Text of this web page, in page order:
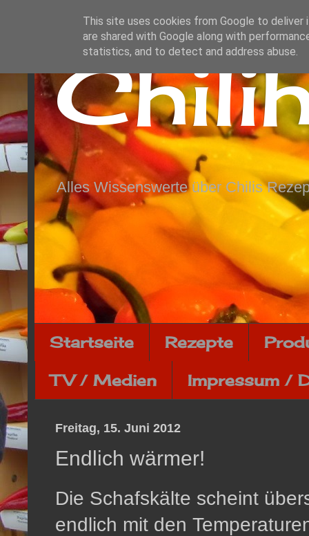
Alles Wissenswerte über Chilis
Startseite Rezepte
TV / Medien Impressum /
Freitag, 15. Juni 2012
Endlich wärmer!
Die Schafskälte scheint
endlich mit den
This site uses cookies from Google to deliver
are shared with Google along with
statistics, and to detect and address abuse.